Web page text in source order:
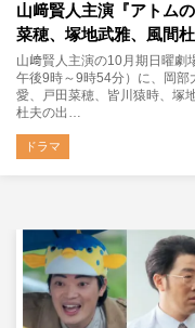
山﨑賢人主演『アトム
菜穂、塚地武雅、風間
山﨑賢人主演の10月期日曜
午後9時～9時54分）に、岡部
愛、戸田菜穂、皆川猿時、塚
杜夫の出…
ドラマ